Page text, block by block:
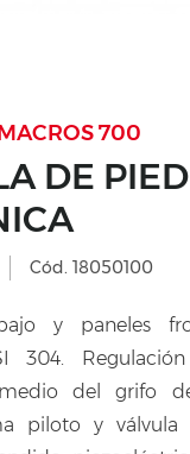
700
DE
Cód. 18050100
y paneles
304.
del grifo
piloto y